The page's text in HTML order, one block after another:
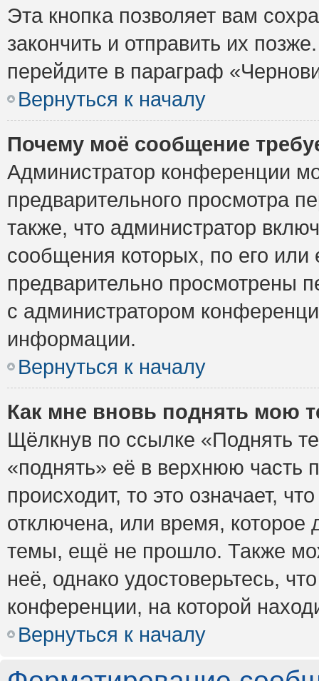
Эта кнопка позволяет вам
закончить и отправить их
перейдите в параграф
Вернуться к началу
Почему моё сообщение
Администратор конференции
предварительного просмотра
также, что администратор
сообщения которых, по его
предварительно просмотрены
с администратором
информации.
Вернуться к началу
Как мне вновь поднять мою
Щёлкнув по ссылке «Поднять
«поднять» её в верхнюю часть
происходит, то это означает,
отключена, или время, которое
темы, ещё не прошло. Также
неё, однако удостоверьтесь,
конференции, на которой
Вернуться к началу